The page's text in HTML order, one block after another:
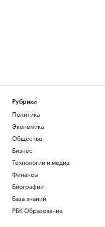
Рубрики
Политика
Экономика
Общество
Бизнес
Технологии и медиа
Финансы
Биографии
База знаний
РБК Образование